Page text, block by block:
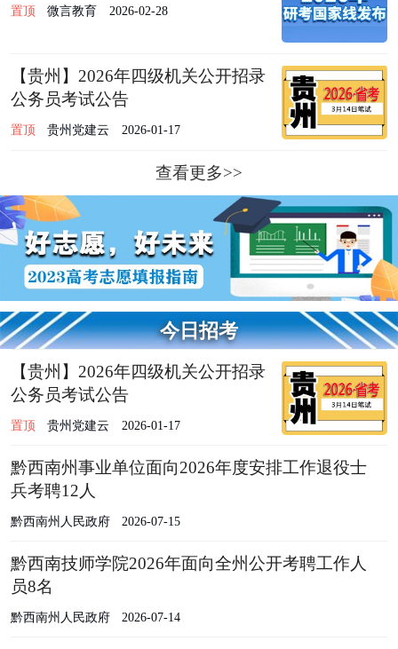
置顶 微言教育 2026-02-28
【贵州】2026年四级机关公开招录
公务员考试公告
置顶 贵州党建云 2026-01-17
查看更多>>
今日招考
【贵州】2026年四级机关公开招录
公务员考试公告
置顶 贵州党建云 2026-01-17
黔西南州事业单位面向2026年度安排工作退役士
兵考聘12人
黔西南州人民政府 2026-07-15
黔西南技师学院2026年面向全州公开考聘工作人
员8名
黔西南州人民政府 2026-07-14